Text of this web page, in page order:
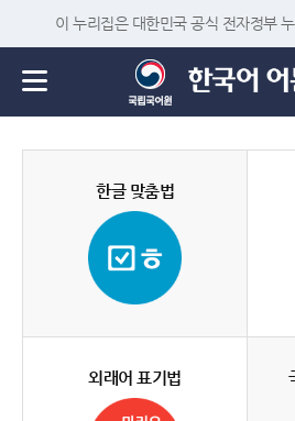
이 누리집은 대한민국 공식 전자정부
한글 맞춤법
외래어 표기법